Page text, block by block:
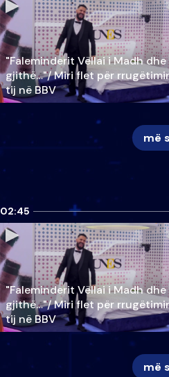
"Faleminderit Vëllai i Madh
gjithë…"/ Miri flet për
tij në BBV
më
02:45
"Faleminderit Vëllai i Madh
gjithë…"/ Miri flet për
tij në BBV
më